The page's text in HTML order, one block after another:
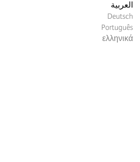
العربية
Deutsch
Português
ελληνικά